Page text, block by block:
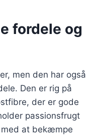
fordele og
men den har også
Den er rig på
der er gode
passionsfrugt
at bekæmpe